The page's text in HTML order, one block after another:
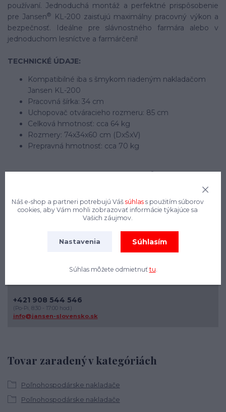
používaní. Jednoduchá montáž a perfektné prispôsobenie
pre Jansen®
KL-200 zaisťujú maximálny pracovný výkon a
bezpečnosť. Ideálne pre slávnostného farmára alebo v
jednoduchom lesníctve a farmárčení!
TECHNICKÉ ÚDAJE:
Kompatibilné iba s šmykom riadeným nakladačom
Jansen KL-200
Pracovná šírka: 34 cm
Uchopovač otváracieho rozmeru: 85 cm
Celková hmotnosť: cca 64 kg
Rozmery: 74x34x60 cm (DxŠxV)
Prepravná hmotnosť: cca 70 kg
®
riadený nakladač a prispôsobte ho vašim špecifickým
požiadavkám.
Tovar zaradený v kategóriách
Poľnohospodárske nakladače
Poľnohospodárske nakladače
+421 908 544 546
(Po-Pi, 8:30 - 17:00 hod.)
info@jansen-slovensko.sk
Náš e-shop a partneri potrebujú Vášsúhlas s použitím súborov
cookies, aby Vám mohli zobrazovať informácie týkajúce sa
Vašich záujmov.
Nastavenia Súhlasím
Súhlas môžete odmietnuť tu.